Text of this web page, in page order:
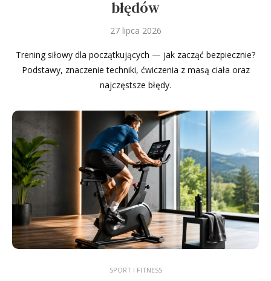
błędów
27 lipca 2026
Trening siłowy dla początkujących — jak zacząć bezpiecznie?
Podstawy, znaczenie techniki, ćwiczenia z masą ciała oraz
najczęstsze błędy.
SPORT I FITNESS